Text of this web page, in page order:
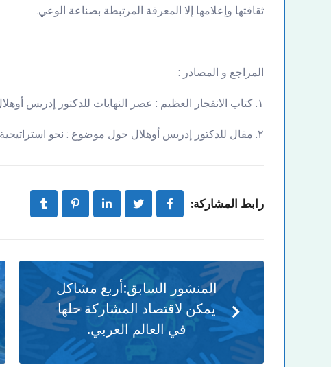
ثقافتها وإعلامها إلا المعرفة المرتبطة بصناعة الوعي.
المراجع و المصادر :
١. كتاب الانفجار العظيم : عصر النهايات للدكتور إدريس أوهلال.
٢. مقال للدكتور إدريس أوهلال حول موضوع : نحو استراتيجية ذكية للمعرفة.
رابط المشاركة:
المنشور السابق:أربع مشاكل
يمكن لاقتصاد المشاركة حلها
في العالم العربي.